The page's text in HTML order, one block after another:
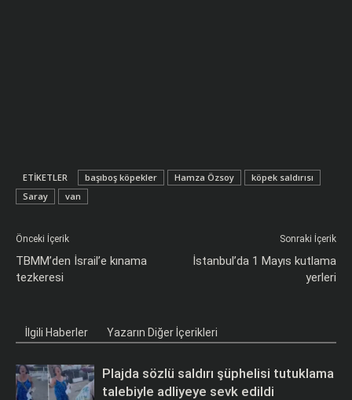
ETIKETLER başıboş köpekler Hamza Özsoy
köpek saldırısı
Saray
van
Önceki İçerik
TBMM’den İsrail’e kınama
tezkeresi
Sonraki İçerik
İstanbul’da 1 Mayıs kutlama
yerleri
İlgili Haberler Yazarın Diğer İçerikleri
Plajda sözlü saldırı şüphelisi tutuklama
talebiyle adliyeye sevk edildi